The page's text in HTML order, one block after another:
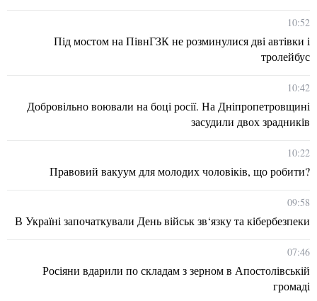
10:52
Під мостом на ПівнГЗК не розминулися дві автівки і
тролейбус
10:42
Добровільно воювали на боці росії. На Дніпропетровщині
засудили двох зрадників
10:22
Правовий вакуум для молодих чоловіків, що робити?
09:58
В Україні започаткували День військ зв‘язку та кібербезпеки
07:46
Росіяни вдарили по складам з зерном в Апостолівській
громаді